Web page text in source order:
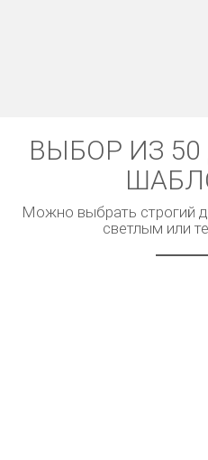
ВЫБОР ИЗ
Можно выбрать строгий
светлым или